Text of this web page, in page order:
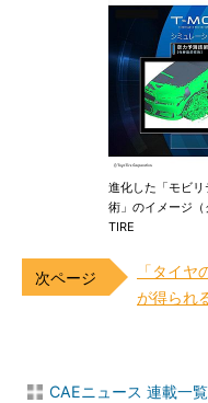
進化した「モビ
術」のイメージ
TIRE
「タイ
が得られ
CAEニュース 連載一覧